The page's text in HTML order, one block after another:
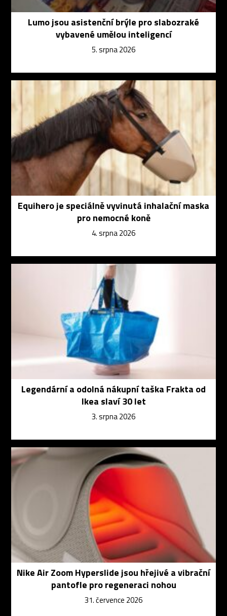
Lumo jsou asistenční brýle pro slabozraké
vybavené umělou inteligencí
5. srpna 2026
Equihero je speciálně vyvinutá inhalační maska
pro nemocné koně
4. srpna 2026
Legendární a odolná nákupní taška Frakta od
Ikea slaví 30 let
3. srpna 2026
Nike Air Zoom Hyperslide jsou hřejivé a vibrační
pantofle pro regeneraci nohou
31. července 2026